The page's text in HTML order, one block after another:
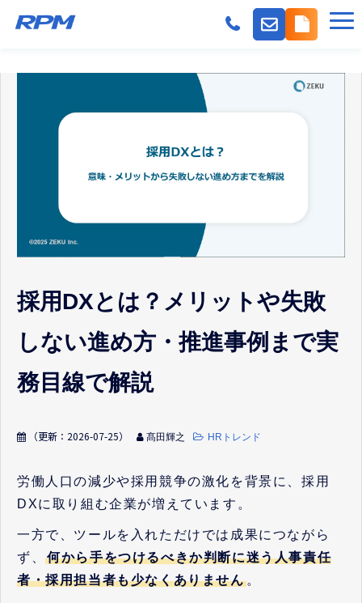
派遣会社の採用課題
料金
よくある質問
紹介パートナー
お役立ちコンテンツ
採用DXとは？メリットや失敗
しない進め方・推進事例まで実
務目線で解説
（更新： 2026-07-25） 髙田輝之 HRトレンド
労働人口の減少や採用競争の激化を背景に、採用
DXに取り組む企業が増えています。
一方で、ツールを入れただけでは成果につながら
ず、何から手をつけるべきか判断に迷う人事責任
者・採用担当者も少なくありません。